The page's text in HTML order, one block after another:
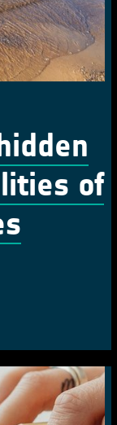
of